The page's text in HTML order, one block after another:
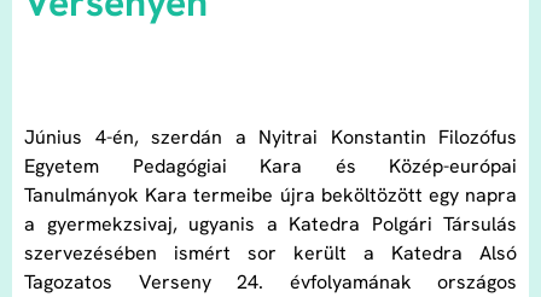
Június 4-én, szerdán a Nyitrai Konstantin Filozófus
Egyetem Pedagógiai Kara és Közép-európai
Tanulmányok Kara termeibe újra beköltözött egy napra
a gyermekzsivaj, ugyanis a Katedra Polgári Társulás
szervezésében ismért sor került a Katedra Alsó
Tagozatos Verseny 24. évfolyamának országos